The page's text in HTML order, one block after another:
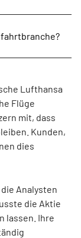
Lufthansa
Flüge
mit, dass
Kunden,
dies
Analysten
die Aktie
lassen. Ihre